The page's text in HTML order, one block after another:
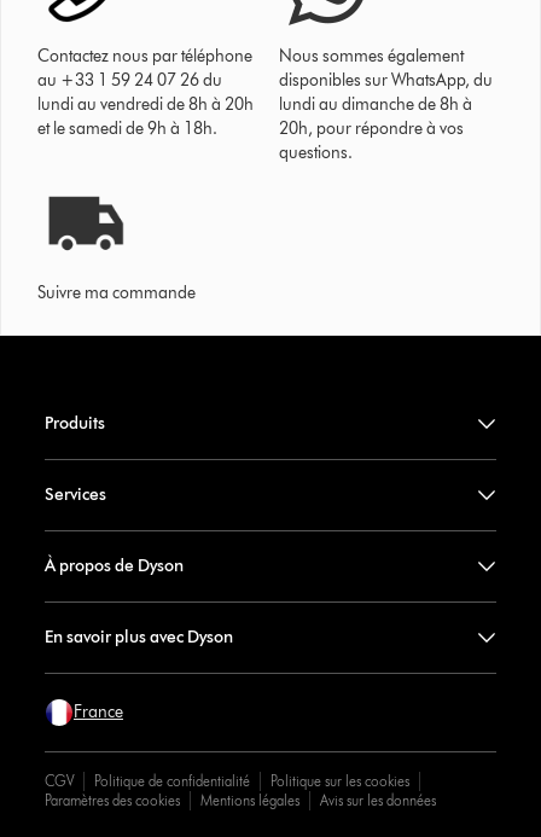
Contactez nous par téléphone
au +33 1 59 24 07 26 du
lundi au vendredi de 8h à 20h
et le samedi de 9h à 18h.
Nous sommes également
disponibles sur WhatsApp, du
lundi au dimanche de 8h à
20h, pour répondre à vos
questions.
Suivre ma commande
Produits
Services
À propos de Dyson
En savoir plus avec Dyson
France
CGV Politique de confidentialité
Politique sur les cookies
Paramètres des cookies
Mentions légales Avis sur les données